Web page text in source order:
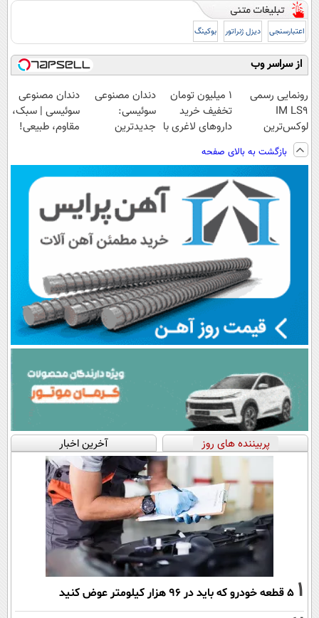
اعتبارسنجی دیزل ژنراتور بوکینگ
از سراسر وب
رونمایی رسمی
IM LS9
لوکس‌ترین
EREV در ایران
1 میلیون تومان
تخفیف خرید
داروهای لاغری با
داروخانه و پک
یخ!
دندان مصنوعی
سوئیسی:
جدیدترین
پرداخت قسطی
دندان مصنوعی
سوئیسی | سبک،
مقاوم، طبیعی!
اقساطی😍
بازگشت به بالای صفحه
پربیننده های روز آخرین اخبار
1 ۵ قطعه خودرو که باید در ۹۶ هزار کیلومتر عوض کنید